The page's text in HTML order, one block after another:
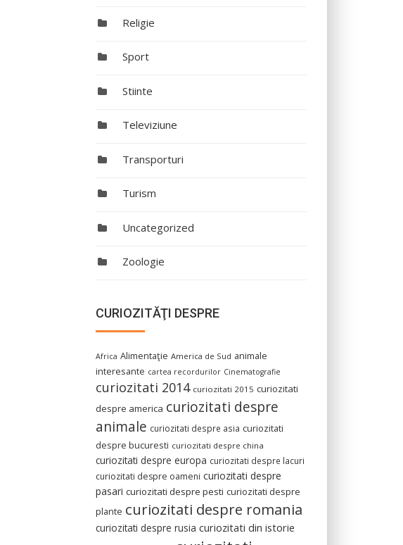
Religie
Sport
Stiinte
Televiziune
Transporturi
Turism
Uncategorized
Zoologie
CURIOZITĂŢI DESPRE
Africa Alimentaţie America de Sud animale
interesante cartea recordurilor Cinematografie
curiozitati 2014 curiozitati 2015 curiozitati
despre america curiozitati despre
animale curiozitati despre asia curiozitati
despre bucuresti curiozitati despre china
curiozitati despre europa curiozitati despre lacuri
curiozitati despre oameni curiozitati despre
pasari curiozitati despre pesti curiozitati despre
plante curiozitati despre romania
curiozitati despre rusia curiozitati din istorie